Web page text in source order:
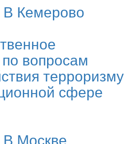
В Кемерово
вопросам
терроризму
сфере
В Москве